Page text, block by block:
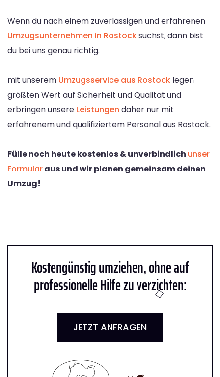
Wenn du nach einem zuverlässigen und erfahrenen
Umzugsunternehmen in Rostocksuchst, dann bist
du bei uns genau richtig.
mit unserem Umzugsservice aus Rostock legen
größten Wert auf Sicherheit und Qualität und
erbringen unsere Leistungen daher nur mit
erfahrenem und qualifiziertem Personal aus Rostock.
Fülle noch heute kostenlos & unverbindlich unser
Formularaus und wir planen gemeinsam deinen
Umzug!
Kostengünstig umziehen, ohne auf
professionelle Hilfe zu verzichten:
JETZT ANFRAGEN